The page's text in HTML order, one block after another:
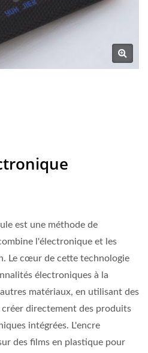
est une méthode de
l'électronique et les
Le cœur de cette technologie
électroniques à la
matériaux, en utilisant des
directement des produits
intégrées. L'encre
des films en plastique pour